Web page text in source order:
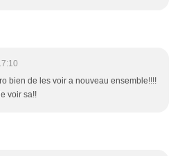
bien de les voir a nouveau ensemble!!!!
voir sa!!